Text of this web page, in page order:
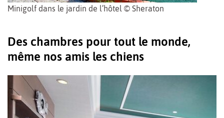
Minigolf dans le jardin de l’hôtel © Sheraton
Des chambres pour tout le monde,
même nos amis les chiens